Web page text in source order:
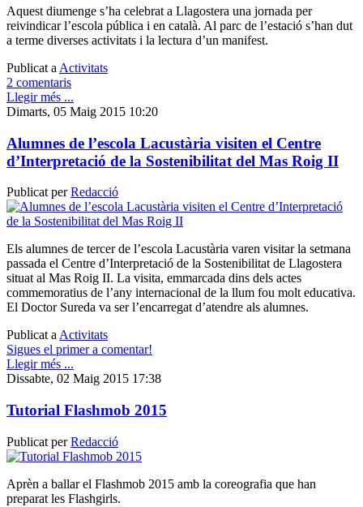
Aquest diumenge s’ha celebrat a Llagostera una jornada per
reivindicar l’escola pública i en català. Al parc de l’estació s’han dut
a terme diverses activitats i la lectura d’un manifest.
Publicat a Activitats
2 comentaris
Llegir més ...
Dimarts, 05 Maig 2015 10:20
Alumnes de l’escola Lacustària visiten el Centre
d’Interpretació de la Sostenibilitat del Mas Roig II
Publicat perRedacció
Els alumnes de tercer de l’escola Lacustària varen visitar la setmana
passada el Centre d’Interpretació de la Sostenibilitat de Llagostera
situat al Mas Roig II. La visita, emmarcada dins dels actes
commemoratius de l’any internacional de la llum fou molt educativa.
El Doctor Sureda va ser l’encarregat d’atendre als alumnes.
Publicat aActivitats
Sigues el primer a comentar!
Llegir més ...
Dissabte, 02 Maig 2015 17:38
Tutorial Flashmob 2015
Publicat perRedacció
Aprèn a ballar el Flashmob 2015 amb la coreografia que han
preparat les Flashgirls.